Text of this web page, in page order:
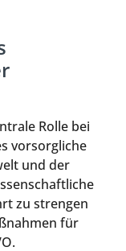
Rolle bei
vorsorgliche
und der
zu strengen
für